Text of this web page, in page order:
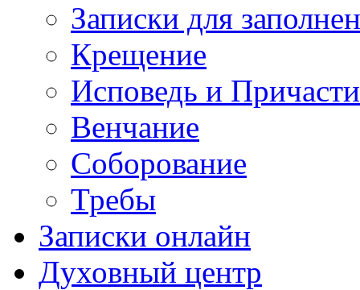
Записки для
Крещение
Исповедь и
Венчание
Соборование
Требы
Записки онлайн
Духовный центр